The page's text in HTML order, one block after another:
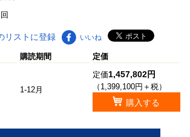
リストに登録 いいね
購読期間 定価
1-12月
定価1,457,802円
（1,399,100円＋税）
購入する